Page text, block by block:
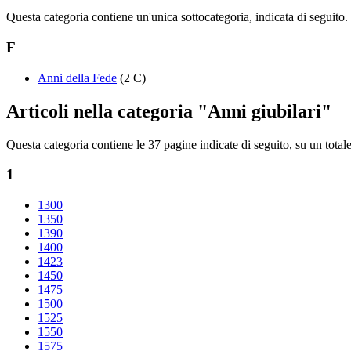
Questa categoria contiene un'unica sottocategoria, indicata di seguito.
F
Anni della Fede (2 C)
Articoli nella categoria "Anni giubilari"
Questa categoria contiene le 37 pagine indicate di seguito, su un
1
1300
1350
1390
1400
1423
1450
1475
1500
1525
1550
1575